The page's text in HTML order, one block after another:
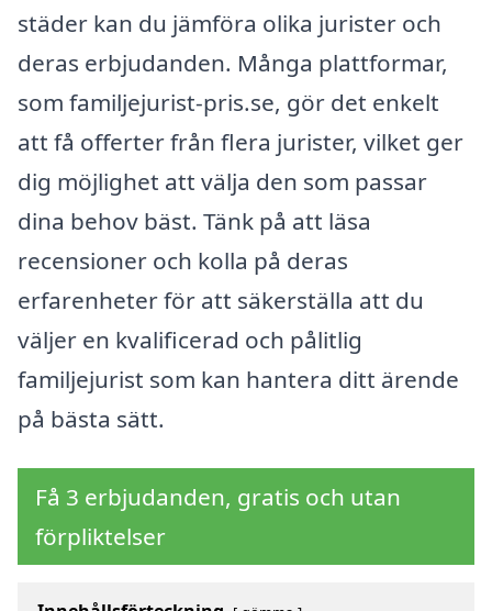
städer kan du jämföra olika jurister och
deras erbjudanden. Många plattformar,
som familjejurist-pris.se, gör det enkelt
att få offerter från flera jurister, vilket ger
dig möjlighet att välja den som passar
dina behov bäst. Tänk på att läsa
recensioner och kolla på deras
erfarenheter för att säkerställa att du
väljer en kvalificerad och pålitlig
familjejurist som kan hantera ditt ärende
på bästa sätt.
Få 3 erbjudanden, gratis och utan
förpliktelser